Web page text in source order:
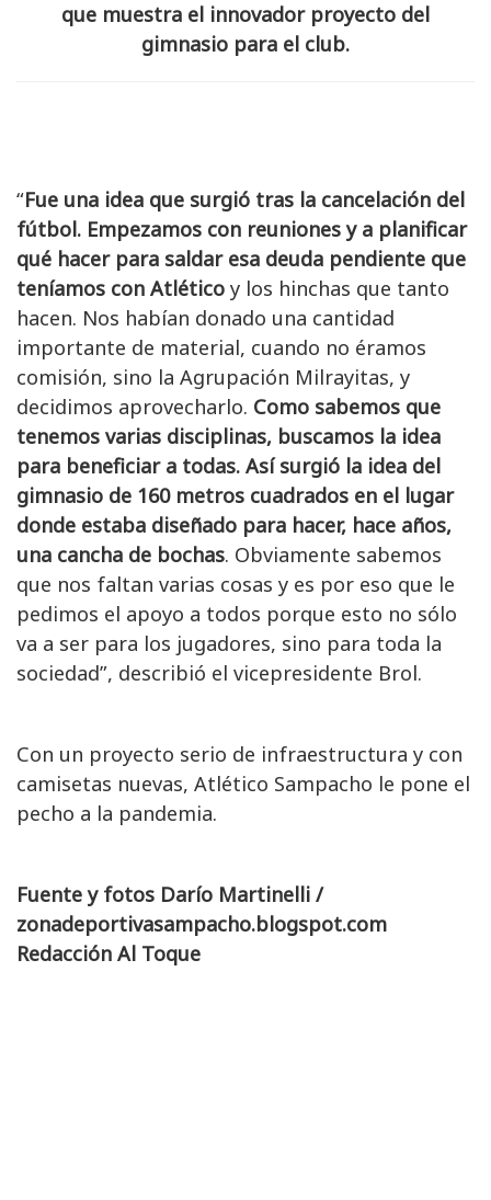
que muestra el innovador proyecto del
gimnasio para el club.
“Fue una idea que surgió tras la cancelación del
fútbol. Empezamos con reuniones y a planificar
qué hacer para saldar esa deuda pendiente que
teníamos con Atlético y los hinchas que tanto
hacen. Nos habían donado una cantidad
importante de material, cuando no éramos
comisión, sino la Agrupación Milrayitas, y
decidimos aprovecharlo. Como sabemos que
tenemos varias disciplinas, buscamos la idea
para beneficiar a todas. Así surgió la idea del
gimnasio de 160 metros cuadrados en el lugar
donde estaba diseñado para hacer, hace años,
una cancha de bochas. Obviamente sabemos
que nos faltan varias cosas y es por eso que le
pedimos el apoyo a todos porque esto no sólo
va a ser para los jugadores, sino para toda la
sociedad”, describió el vicepresidente Brol.
Con un proyecto serio de infraestructura y con
camisetas nuevas, Atlético Sampacho le pone el
pecho a la pandemia.
Fuente y fotos Darío Martinelli /
zonadeportivasampacho.blogspot.com
Redacción Al Toque